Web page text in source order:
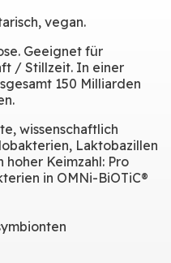
vegan.
Geeignet für
/ Stillzeit. In einer
150 Milliarden
wissenschaftlich
Laktobazillen
Keimzahl: Pro
in OMNi-BiOTiC®